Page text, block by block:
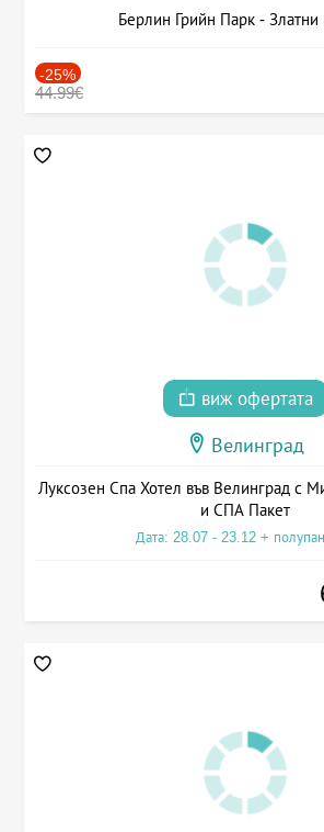
Берлин Грийн Парк - Златни
-25%
44.99€
виж офертата
Велинград
Луксозен Спа Хотел във Велинград с
и СПА Пакет
Дата: 28.07 - 23.12 +